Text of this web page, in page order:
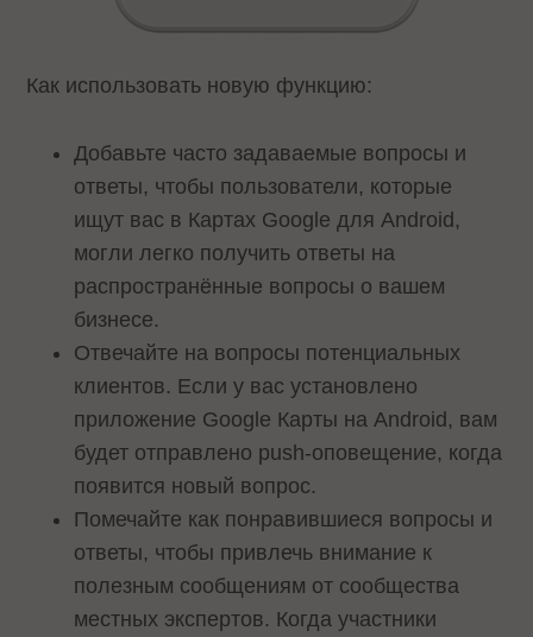
Как использовать новую функцию:
Добавьте часто задаваемые вопросы и
ответы, чтобы пользователи, которые
ищут вас в Картах Google для Android,
могли легко получить ответы на
распространённые вопросы о вашем
бизнесе.
Отвечайте на вопросы потенциальных
клиентов. Если у вас установлено
приложение Google Карты на Android, вам
будет отправлено push-оповещение, когда
появится новый вопрос.
Помечайте как понравившиеся вопросы и
ответы, чтобы привлечь внимание к
полезным сообщениям от сообщества
местных экспертов. Когда участники